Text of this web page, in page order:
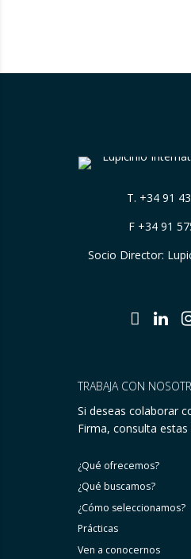
T. +34 91
F +34 91
Socio Director:
TRABAJA CON
Si deseas colaborar
Firma, consulta estas
¿Qué ofrecemos?
¿Qué buscamos?
¿Cómo seleccionamos?
Prácticas
Ven a conocernos